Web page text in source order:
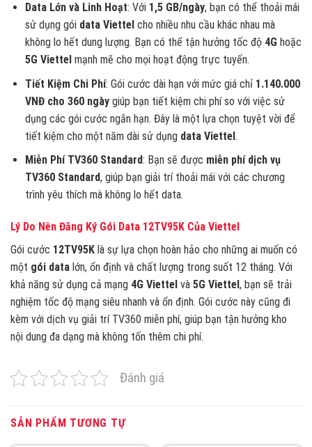
Data Lớn và Linh Hoạt: Với 1,5 GB/ngày, bạn có thể thoải mái
sử dụng gói data Viettelcho nhiều nhu cầu khác nhau mà
không lo hết dung lượng. Bạn có thể tận hưởng tốc độ 4G hoặc
5G Viettelmạnh mẽ cho mọi hoạt động trực tuyến.
Tiết Kiệm Chi Phí: Gói cước dài hạn với mức giá chỉ 1.140.000
VNĐ cho 360 ngàygiúp bạn tiết kiệm chi phí so với việc sử
dụng các gói cước ngắn hạn. Đây là một lựa chọn tuyệt vời để
tiết kiệm cho một năm dài sử dụng data Viettel.
Miễn Phí TV360 Standard: Bạn sẽ được miễn phí dịch vụ
TV360 Standard, giúp bạn giải trí thoải mái với các chương
trình yêu thích mà không lo hết data.
Lý Do Nên Đăng Ký Gói Data 12TV95K Của Viettel
Gói cước 12TV95K là sự lựa chọn hoàn hảo cho những ai muốn có
một gói data lớn, ổn định và chất lượng trong suốt 12 tháng. Với
khả năng sử dụng cả mạng 4G Viettel và 5G Viettel, bạn sẽ trải
nghiệm tốc độ mạng siêu nhanh và ổn định. Gói cước này cũng đi
kèm với dịch vụ giải trí TV360 miễn phí, giúp bạn tận hưởng kho
nội dung đa dạng mà không tốn thêm chi phí.
Đánh giá
SẢN PHẨM TƯƠNG TỰ